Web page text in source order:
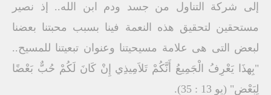
إلى شركة التناول من جسد ودم ابن الله.. إذ نصير
مستحقين لتحقيق هذه النعمة فينا بسبب محبتنا بعضنا
لبعض التى هى علامة مسيحيتنا وعنوان تبعيتنا للمسيح..
"بِهذَا يَعْرِفُ الْجَمِيعُ أَنَّكُمْ تَلاَمِيذِي إِنْ كَانَ لَكُمْ حُبٌّ بَعْضًا
لِبَعْضٍ" (يو 13 : 35).